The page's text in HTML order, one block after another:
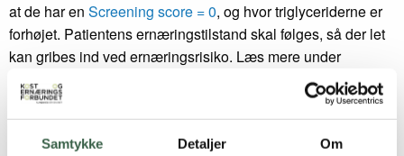
Samtykke Detaljer Om
at de har en Screening score = 0, og hvor triglyceriderne er
forhøjet. Patientens ernæringstilstand skal følges, så der let
kan gribes ind ved ernæringsrisiko. Læs mere under
opsporing.
Fedt- og kolesterolmodificeret diæt ved forhøjede
triglycerider følger anbefalingerne for Diæter ved